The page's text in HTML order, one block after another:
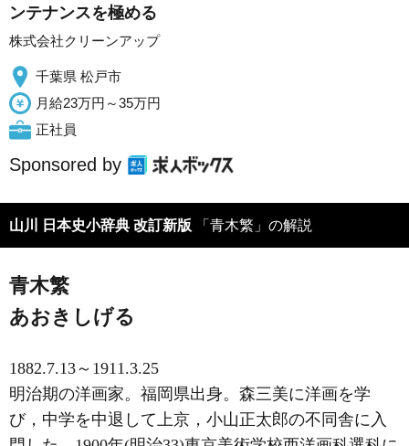
ンテナンスを極める
株式会社クリーンアップ
千葉県 松戸市
月給23万円～35万円
正社員
Sponsored by
山川 日本史小辞典 改訂新版 「青木繁」の解説
青木繁
あおきしげる
1882.7.13～1911.3.25
明治期の洋画家。福岡県出身。森三美に洋画を学
び，中学を中退して上京，小山正太郎の不同舎に入